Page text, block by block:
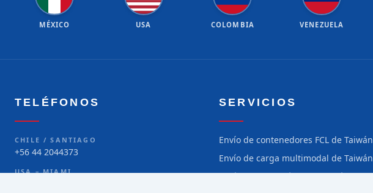
MÉXICO USA COLOMBIA VENEZUELA
TELÉFONOS
CHILE / SANTIAGO
+56 44 2044373
USA – MIAMI
SERVICIOS
Envío de contenedores FCL de Taiwán
Envío de carga multimodal de Taiwán
Envío de carga aérea de Taiwán